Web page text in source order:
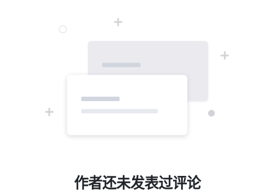
作者还未发表过评论